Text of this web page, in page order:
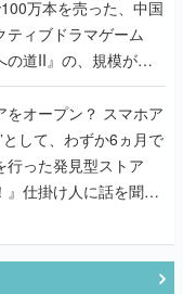
万本を売った、中国
ィブドラマゲーム
の道II』の、規模が違
ューサーに聞いた
プン？ スマホア
として、わずか6ヵ月で
行った発見型ストア
』仕掛け人に話を聞い